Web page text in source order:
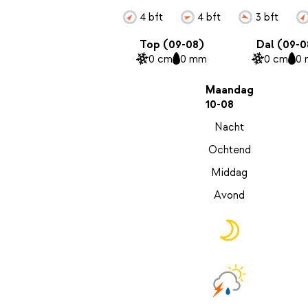
4 bft 4 bft 3 bft
Top (09-08)
0 cm 0 mm
Dal (09-
0 cm 0
Maandag
10-08
Nacht
Ochtend
Middag
Avond